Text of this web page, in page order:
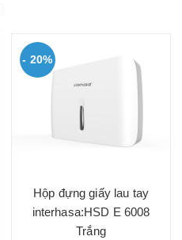
- 20%
Hộp đựng giấy lau tay
interhasa:HSD E 6008
Trắng